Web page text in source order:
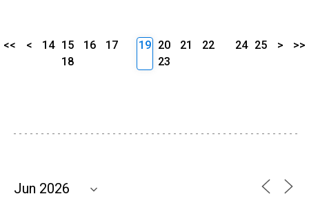
<< < 14 15 16
17
18
19 20 21
22
23
24 25 > >>